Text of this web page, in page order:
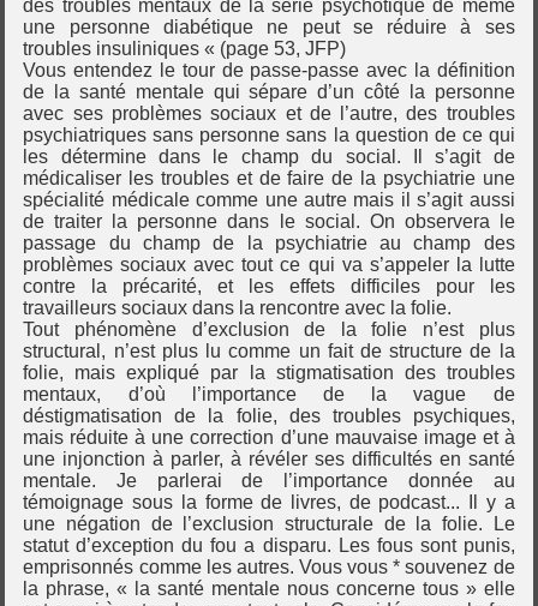
des troubles mentaux de la série psychotique de même
une personne diabétique ne peut se réduire à ses
troubles insuliniques « (page 53, JFP)
Vous entendez le tour de passe-passe avec la définition
de la santé mentale qui sépare d’un côté la personne
avec ses problèmes sociaux et de l’autre, des troubles
psychiatriques sans personne sans la question de ce qui
les détermine dans le champ du social. Il s’agit de
médicaliser les troubles et de faire de la psychiatrie une
spécialité médicale comme une autre mais il s’agit aussi
de traiter la personne dans le social. On observera le
passage du champ de la psychiatrie au champ des
problèmes sociaux avec tout ce qui va s’appeler la lutte
contre la précarité, et les effets difficiles pour les
travailleurs sociaux dans la rencontre avec la folie.
Tout phénomène d’exclusion de la folie n’est plus
structural, n’est plus lu comme un fait de structure de la
folie, mais expliqué par la stigmatisation des troubles
mentaux, d’où l’importance de la vague de
déstigmatisation de la folie, des troubles psychiques,
mais réduite à une correction d’une mauvaise image et à
une injonction à parler, à révéler ses difficultés en santé
mentale. Je parlerai de l’importance donnée au
témoignage sous la forme de livres, de podcast... Il y a
une négation de l’exclusion structurale de la folie. Le
statut d’exception du fou a disparu. Les fous sont punis,
emprisonnés comme les autres. Vous vous * souvenez de
la phrase, « la santé mentale nous concerne tous » elle